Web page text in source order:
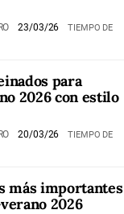
23/03/26
TIEMPO DE
para
2026 con estilo
20/03/26
TIEMPO DE
más importantes
2026